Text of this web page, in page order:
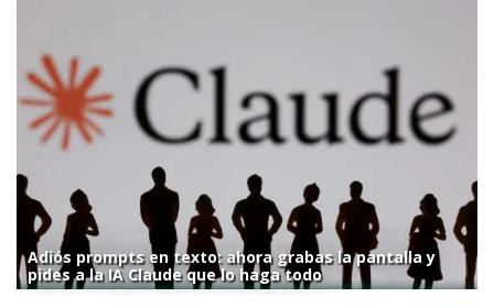
Adiós prompts en texto: ahora grabas la pantalla y
pides a la IA Claude que lo haga todo